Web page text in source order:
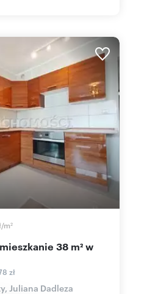
m2
zł
Juliana Dadleza